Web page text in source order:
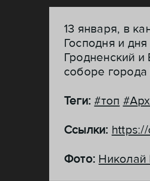
13 января, в
Господня и
Гродненский
соборе города
Теги:#топ
Ссылки:
Фото: Николай